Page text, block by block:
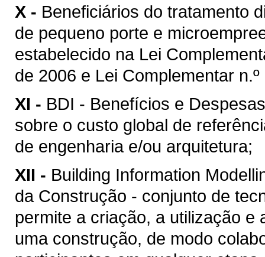
X - Beneficiários do tratamento
de pequeno porte e
estabelecido na Lei
de 2006 e Lei Complementar
XI - BDI - Benefícios e
sobre o custo global de
de engenharia e/ou arquitetura;
XII - Building Information
da Construção - conjunto de
permite a criação, a utilização e
uma construção, de modo